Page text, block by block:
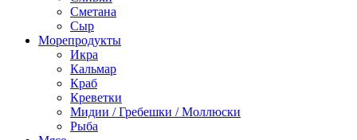
Сметана
Сыр
Морепродукты
Икра
Кальмар
Краб
Креветки
Мидии / Гребешки / Моллюски
Рыба